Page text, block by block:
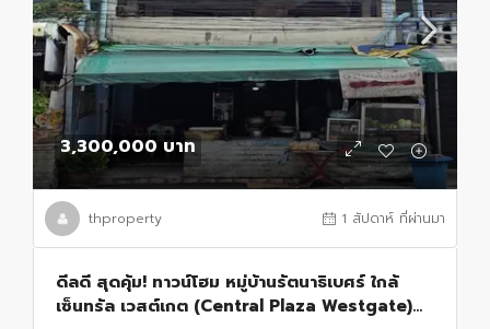
3,300,000 บาท
thproperty 1 สัปดาห์ ที่ผ่านมา
ดีลดี สุดคุ้ม! ทาวน์โฮม หมู่บ้านรัตนาธิเบศร์ ใกล้
เซ็นทรัล เวสต์เกต (Central Plaza Westgate)